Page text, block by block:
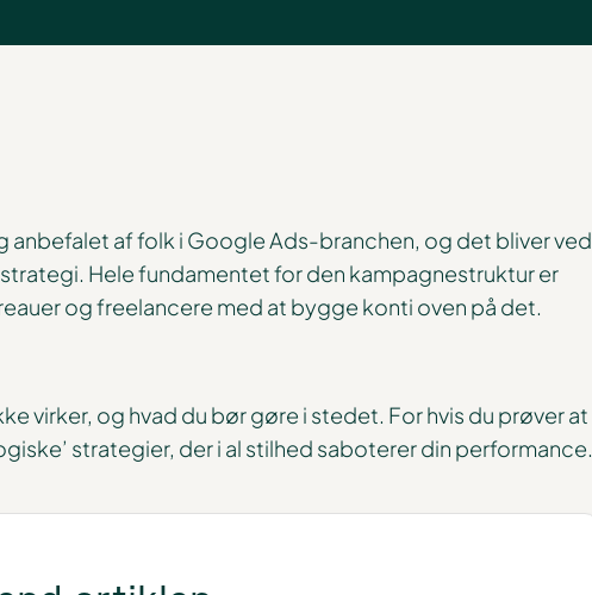
anbefalet af folk i Google Ads-branchen, og det bliver ved
Hele fundamentet for den kampagnestruktur er
og freelancere med at bygge konti oven på det.
virker, og hvad du bør gøre i stedet. For hvis du prøver at
strategier, der i al stilhed saboterer din performance.